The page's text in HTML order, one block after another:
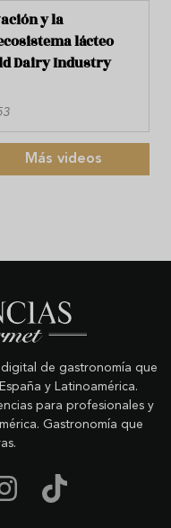
y la
lácteo
Dairy Industry
Más videos
de gastronomía que
y Latinoamérica.
para profesionales y
Gastronomía que